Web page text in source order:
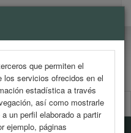
que permiten el
los servicios ofrecidos en el
estadística a través
así como mostrarle
un perfil elaborado a partir
ejemplo, páginas